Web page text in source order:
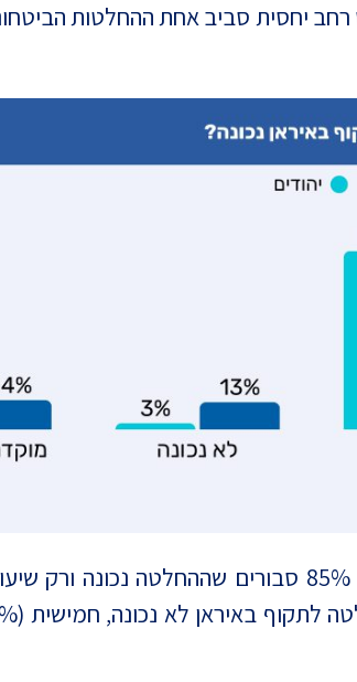
רחב יחסית סביב אחת ההחלטות
בקרב יהודים יש תמיכה גבוהה במיוחד במתקפה –